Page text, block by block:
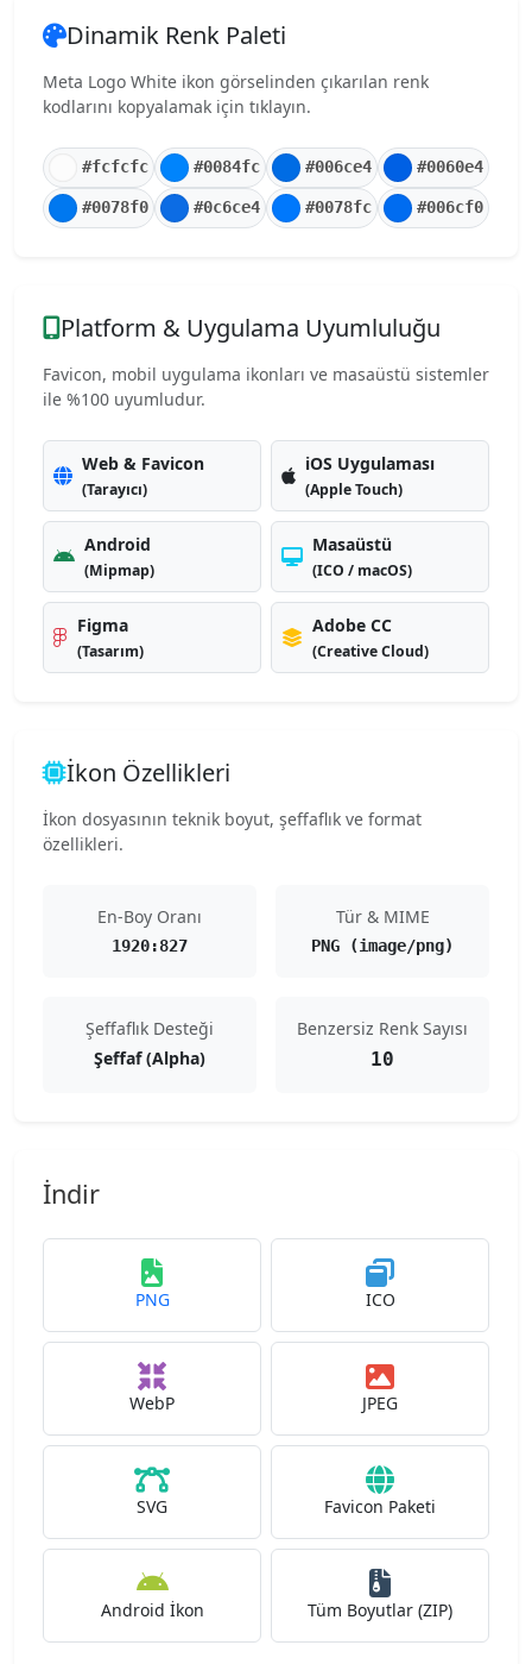
Dinamik Renk Paleti
Meta Logo White ikon görselinden çıkarılan renk
kodlarını kopyalamak için tıklayın.
#fcfcfc #0084fc #006ce4 #0060e4
#0078f0 #0c6ce4 #0078fc #006cf0
Platform & Uygulama Uyumluluğu
Favicon, mobil uygulama ikonları ve masaüstü sistemler
ile %100 uyumludur.
Web & Favicon
(Tarayıcı)
iOS Uygulaması
(Apple Touch)
Android
(Mipmap)
Masaüstü
(ICO / macOS)
Figma
(Tasarım)
Adobe CC
(Creative Cloud)
İkon Özellikleri
İkon dosyasının teknik boyut, şeffaflık ve format
özellikleri.
En-Boy Oranı
1920:827
Tür & MIME
PNG (image/png)
Şeffaflık Desteği
Şeffaf (Alpha)
Benzersiz Renk Sayısı
10
İndir
PNG ICO
WebP JPEG
SVG Favicon Paketi
Android İkon Tüm Boyutlar (ZIP)